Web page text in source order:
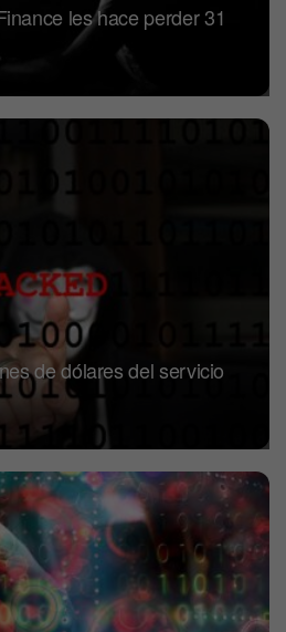
les hace perder 31
de dólares del servicio